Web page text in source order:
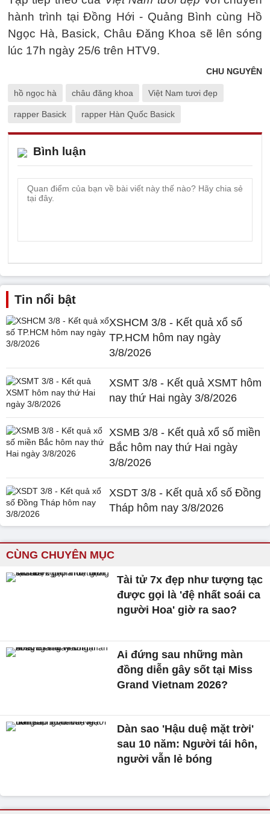
hành trình tại Đồng Hới - Quảng Bình cùng Hồ
Ngọc Hà, Basick, Châu Đăng Khoa sẽ lên sóng
lúc 17h ngày 25/6 trên HTV9.
CHU NGUYÊN
hồ ngọc hà châu đăng khoa Việt Nam tươi đẹp
rapper Basick rapper Hàn Quốc Basick
Bình luận
Tin nổi bật
XSHCM 3/8 - Kết quả xổ số
TP.HCM hôm nay ngày
3/8/2026
XSMT 3/8 - Kết quả XSMT hôm
nay thứ Hai ngày 3/8/2026
XSMB 3/8 - Kết quả xổ số miền
Bắc hôm nay thứ Hai ngày
3/8/2026
XSDT 3/8 - Kết quả xổ số Đồng
Tháp hôm nay 3/8/2026
CÙNG CHUYÊN MỤC
Tài tử 7x đẹp như tượng tạc
được gọi là 'đệ nhất soái ca
người Hoa' giờ ra sao?
Ai đứng sau những màn
đồng diễn gây sốt tại Miss
Grand Vietnam 2026?
Dàn sao 'Hậu duệ mặt trời'
sau 10 năm: Người tái hôn,
người vẫn lẻ bóng